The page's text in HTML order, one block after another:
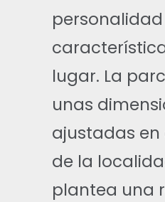
personalidad
lugar. La
unas
ajustadas en
de la
plantea una